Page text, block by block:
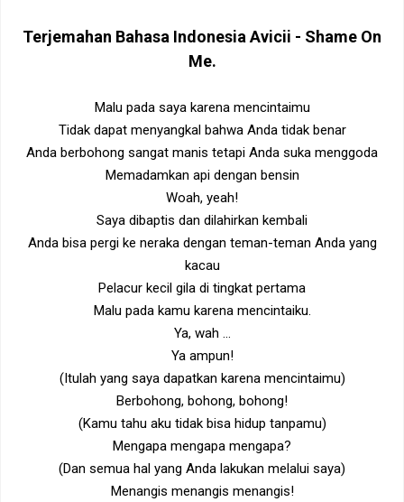
Terjemahan Bahasa Indonesia Avicii - Shame On
Me.
Malu pada saya karena mencintaimu
Tidak dapat menyangkal bahwa Anda tidak benar
Anda berbohong sangat manis tetapi Anda suka menggoda
Memadamkan api dengan bensin
Woah, yeah!
Saya dibaptis dan dilahirkan kembali
Anda bisa pergi ke neraka dengan teman-teman Anda yang
kacau
Pelacur kecil gila di tingkat pertama
Malu pada kamu karena mencintaiku.
Ya, wah ...
Ya ampun!
(Itulah yang saya dapatkan karena mencintaimu)
Berbohong, bohong, bohong!
(Kamu tahu aku tidak bisa hidup tanpamu)
Mengapa mengapa mengapa?
(Dan semua hal yang Anda lakukan melalui saya)
Menangis menangis menangis!